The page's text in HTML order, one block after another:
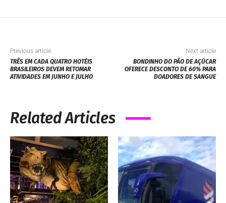
Previous article
TRÊS EM CADA QUATRO HOTÉIS
BRASILEIROS DEVEM RETOMAR
ATIVIDADES EM JUNHO E JULHO
Next article
BONDINHO DO PÃO DE AÇÚCAR
OFERECE DESCONTO DE 60% PARA
DOADORES DE SANGUE
Related Articles